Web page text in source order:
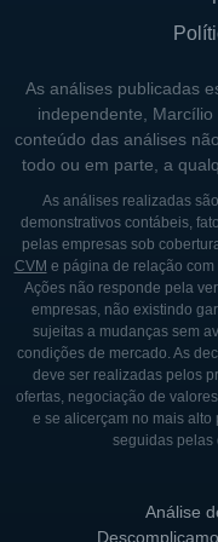
maior em suas
estratégicas.
A empresa
por parte de
diretores, que
inovar e
tendências de
essencial para
relevância no
um ambiente
HISTÓRIA DA
A Dexxos foi
energético,
crescente de
As análises publicadas
independente,
conteúdo das análises
todo ou em parte, a
As análises realizadas
demonstrativos contábeis,
pelas empresas sob
CVM e página de relação
Ações não responde pela
empresas, não existindo
sujeitas a mudanças sem
condições de mercado. As
deve ser realizadas pelos
ofertas, negociação de
e se alicerçam no mais
seguidas pelas
Análise